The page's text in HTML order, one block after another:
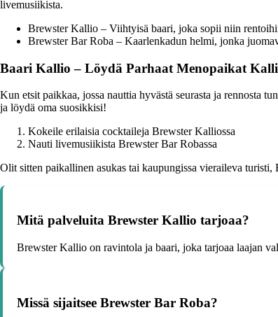
livemusiikista.
Brewster Kallio – Viihtyisä baari, joka sopii niin
Brewster Bar Roba – Kaarlenkadun helmi, jonka
Baari Kallio – Löydä Parhaat Menopaikat
Kun etsit paikkaa, jossa nauttia hyvästä seurasta ja rennosta
ja löydä oma suosikkisi!
Kokeile erilaisia cocktaileja Brewster Kalliossa
Nauti livemusiikista Brewster Bar Robassa
Olit sitten paikallinen asukas tai kaupungissa vieraileva
Mitä palveluita Brewster Kallio tarjoaa?
Brewster Kallio on ravintola ja baari, joka tarjoaa laajan
Missä sijaitsee Brewster Bar Roba?